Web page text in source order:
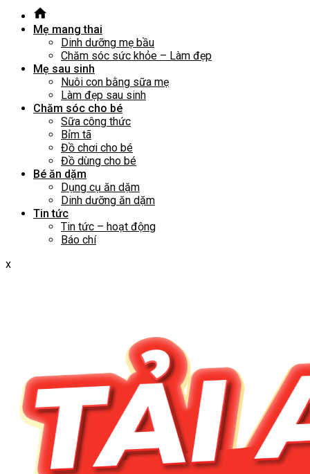
Mẹ mang thai
Dinh dưỡng mẹ bầu
Chăm sóc sức khỏe – Làm đẹp
Mẹ sau sinh
Nuôi con bằng sữa mẹ
Làm đẹp sau sinh
Chăm sóc cho bé
Sữa công thức
Bỉm tã
Đồ chơi cho bé
Đồ dùng cho bé
Bé ăn dặm
Dụng cụ ăn dặm
Dinh dưỡng ăn dặm
Tin tức
Tin tức – hoạt động
Báo chí
x